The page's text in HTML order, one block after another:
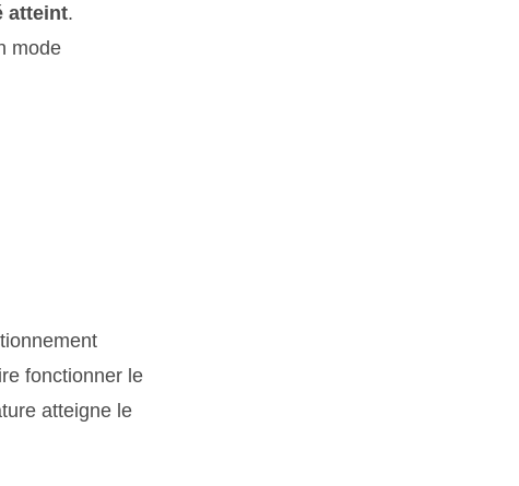
atteint.
mode
fonctionner le
atteigne le